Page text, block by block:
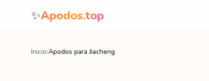
Saltar al contenido
✨Apodos.top
Inicio/Apodos para Jiacheng